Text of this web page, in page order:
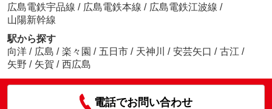
広島電鉄宇品線 / 広島電鉄本線 / 広島電鉄江波線 /
山陽新幹線
駅から探す
向洋 / 広島 / 楽々園 / 五日市 / 天神川 / 安芸矢口 / 古江 /
矢野 / 矢賀 / 西広島
電話でお問い合わせ